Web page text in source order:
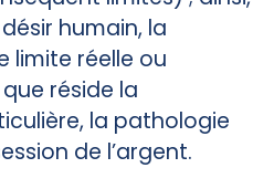
humain, la
limite réelle ou
réside la
la pathologie
de l’argent.